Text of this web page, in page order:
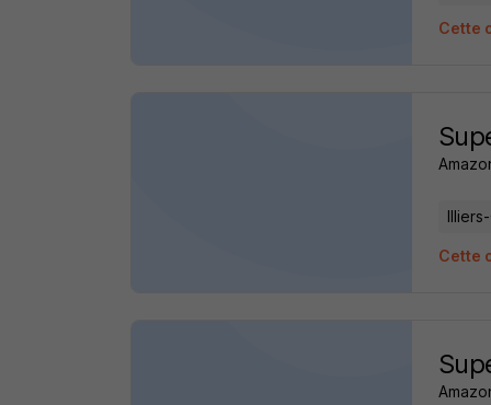
Cette
Cette